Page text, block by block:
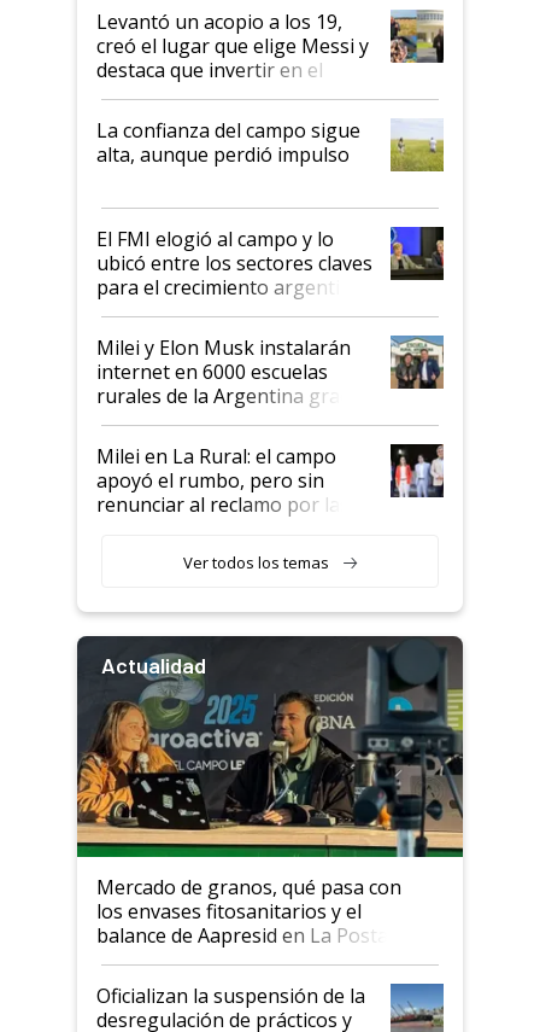
Levantó un acopio a los 19,
creó el lugar que elige Messi y
destaca que invertir en el
kirchnerismo era como "darle
plata a un hijo para droga":
Juan Félix Rossetti, el libertario
que de una dura crisis salió
de Milei
La confianza del campo sigue
alta, aunque perdió impulso
El FMI elogió al campo y lo
ubicó entre los sectores claves
para el crecimiento argentino
Milei y Elon Musk instalarán
internet en 6000 escuelas
rurales de la Argentina gracias
a un acuerdo con Starlink
Milei en La Rural: el campo
apoyó el rumbo, pero sin
renunciar al reclamo por las
Ver todos los temas
Actualidad
Mercado de granos, qué pasa con
los envases fitosanitarios y el
balance de Aapresid en La Posta
Oficializan la suspensión de la
desregulación de prácticos y